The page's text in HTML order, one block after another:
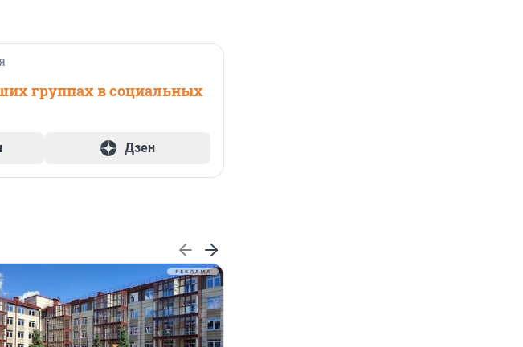
группах в социальных
Дзен